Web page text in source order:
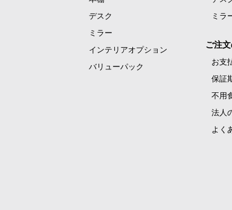
デスク
ミラー
インテリアオプション
バリューパック
ミラ
ご注
お支
保証
不用
法人
よく